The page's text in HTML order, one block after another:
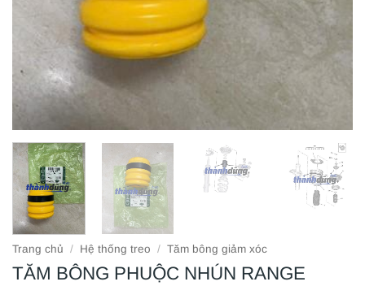
Trang chủ / Hệ thống treo / Tăm bông giảm xóc
TĂM BÔNG PHUỘC NHÚN RANGE